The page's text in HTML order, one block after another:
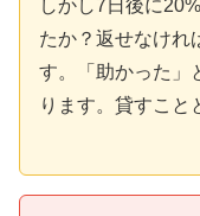
しかし7日後に
たか？返せなけれ
す。「助かった」
ります。貸すこと